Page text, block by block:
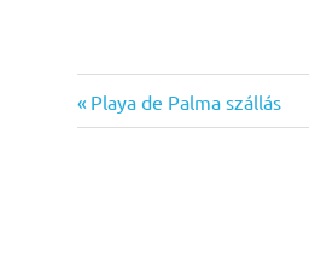
Bejegyzés
Previous
Post:
Playa de Palma szállás